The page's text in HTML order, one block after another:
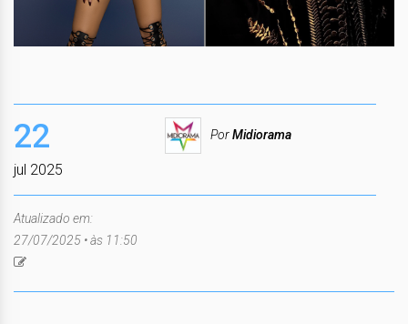
22
jul 2025
PorMidiorama
Atualizado em:
27/07/2025 • às 11:50